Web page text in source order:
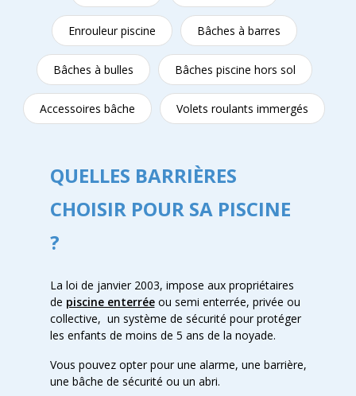
Enrouleur piscine Bâches à barres
Bâches à bulles Bâches piscine hors sol
Accessoires bâche Volets roulants immergés
QUELLES BARRIÈRES
CHOISIR POUR SA PISCINE
?
La loi de janvier 2003, impose aux propriétaires
de piscine enterréeou semi enterrée, privée ou
collective, un système de sécurité pour protéger
les enfants de moins de 5 ans de la noyade.
Vous pouvez opter pour une alarme, une barrière,
une bâche de sécurité ou un abri.